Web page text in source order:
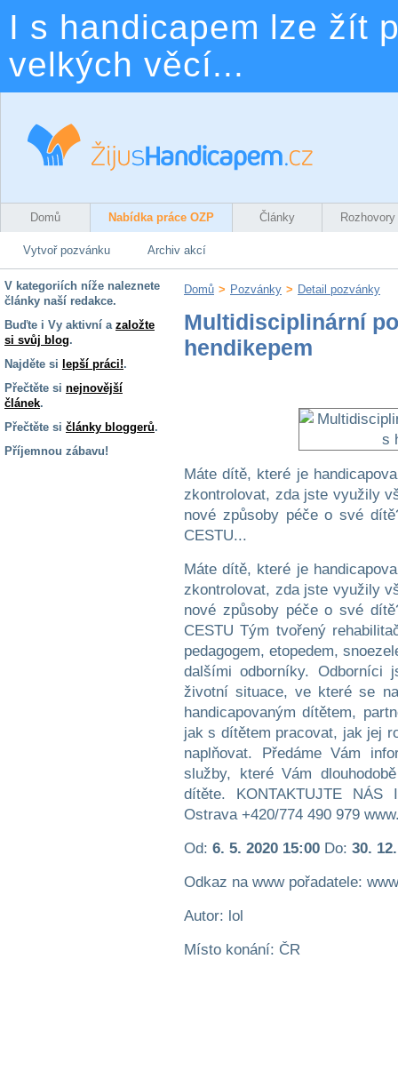
I s handicapem lze žít
velkých věcí...
Domů Nabídka práce OZP Články Rozhovory
Vytvoř pozvánku Archiv akcí
V kategoriích níže naleznete
články naší redakce.
Buďte i Vy aktivní a založte
si svůj blog.
Najděte si lepší práci!.
Přečtěte si nejnovější
článek.
Přečtěte si články bloggerů.
Příjemnou zábavu!
Domů > Pozvánky > Detail pozvánky
Multidisciplinární
hendikepem
Máte dítě, které je
zkontrolovat, zda jste využily
nové způsoby péče o své
CESTU...
Máte dítě, které je
zkontrolovat, zda jste využily
nové způsoby péče o své
CESTU Tým tvořený
pedagogem, etopedem,
dalšími odborníky. Odborníci
životní situace, ve které se
handicapovaným dítětem,
jak s dítětem pracovat, jak jej
naplňovat. Předáme Vám
služby, které Vám
dítěte. KONTAKTUJTE NÁS
Ostrava +420/774 490 979
Od: 6. 5. 2020 15:00 Do: 30.
Odkaz na www pořadatele:
Autor: lol
Místo konání: ČR